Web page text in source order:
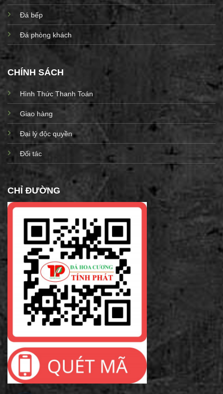
Đá bếp
Đá phòng khách
CHÍNH SÁCH
Hình Thức Thanh Toán
Giao hàng
Đại lý độc quyền
Đối tác
CHỈ ĐƯỜNG